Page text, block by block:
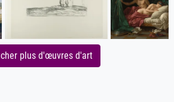
plus d'œuvres d'art